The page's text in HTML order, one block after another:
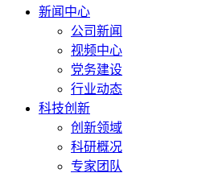
新闻中心
公司新闻
视频中心
党务建设
行业动态
科技创新
创新领域
科研概况
专家团队